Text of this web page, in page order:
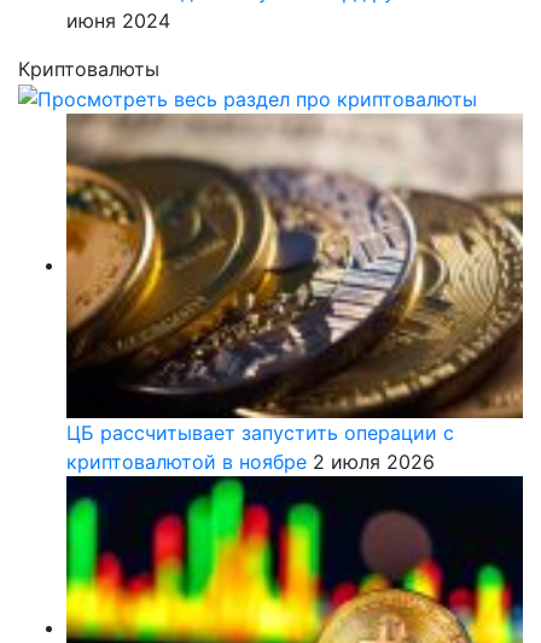
июня 2024
Криптовалюты
ЦБ рассчитывает запустить операции с
криптовалютой в ноябре 2 июля 2026